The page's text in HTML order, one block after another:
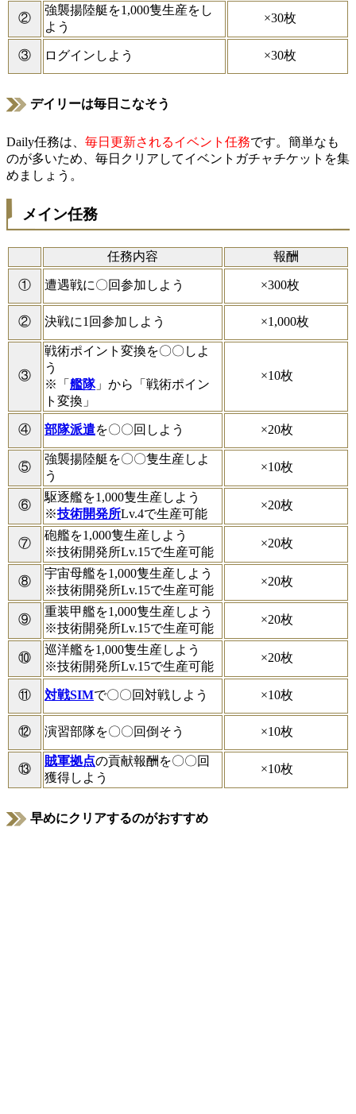
②
強襲揚陸艇を1,000隻生産をし
よう
×30枚
③ ログインしよう ×30枚
デイリーは毎日こなそう
Daily任務は、 毎日更新されるイベント任務です。簡単なも
のが多いため、毎日クリアしてイベントガチャチケットを集
めましょう。
メイン任務
任務内容 報酬
① 遭遇戦に〇回参加しよう ×300枚
② 決戦に1回参加しよう ×1,000枚
③
戦術ポイント変換を〇〇しよ
う
※「 艦隊」から「戦術ポイン
ト変換」
×10枚
④ 部隊派遣を〇〇回しよう ×20枚
⑤
強襲揚陸艇を〇〇隻生産しよ
う
×10枚
⑥
駆逐艦を1,000隻生産しよう
※技術開発所Lv.4で生産可能
×20枚
⑦
砲艦を1,000隻生産しよう
※技術開発所Lv.15で生産可能
×20枚
⑧
宇宙母艦を1,000隻生産しよう
※技術開発所Lv.15で生産可能
×20枚
⑨
重装甲艦を1,000隻生産しよう
※技術開発所Lv.15で生産可能
×20枚
⑩
巡洋艦を1,000隻生産しよう
※技術開発所Lv.15で生産可能
×20枚
⑪ 対戦SIMで〇〇回対戦しよう ×10枚
⑫ 演習部隊を〇〇回倒そう ×10枚
⑬
賊軍拠点の貢献報酬を〇〇回
獲得しよう
×10枚
早めにクリアするのがおすすめ